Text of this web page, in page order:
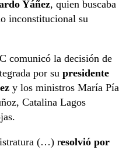
Yáñez, quien buscaba
inconstitucional su
comunicó la decisión de
por su presidente
y los ministros María Pía
Catalina Lagos
(…) resolvió por